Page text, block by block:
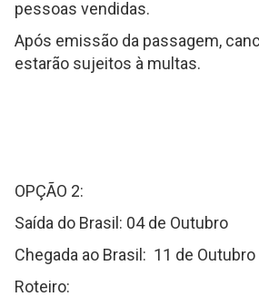
pessoas vendidas.
Após emissão da passagem,
estarão sujeitos à multas.
OPÇÃO 2:
Saída do Brasil: 04 de Outubro
Chegada ao Brasil: 11 de Outubro
Roteiro: